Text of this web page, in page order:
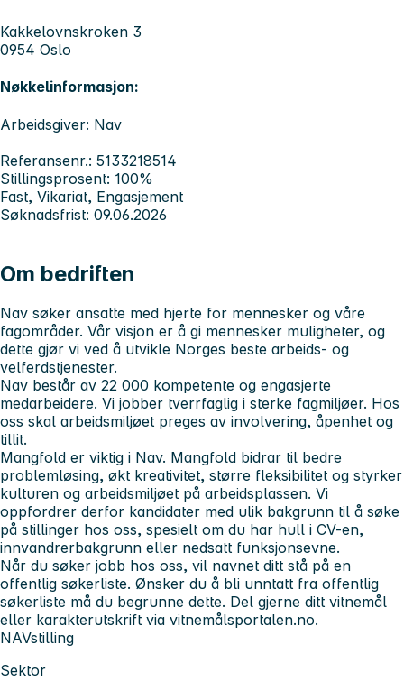
Kakkelovnskroken 3
0954 Oslo
Nøkkelinformasjon:
Arbeidsgiver: Nav
Referansenr.: 5133218514
Stillingsprosent: 100%
Fast, Vikariat, Engasjement
Søknadsfrist: 09.06.2026
Om bedriften
Nav søker ansatte med hjerte for mennesker og våre
fagområder. Vår visjon er å gi mennesker muligheter, og
dette gjør vi ved å utvikle Norges beste arbeids- og
velferdstjenester.
Nav består av 22 000 kompetente og engasjerte
medarbeidere. Vi jobber tverrfaglig i sterke fagmiljøer. Hos
oss skal arbeidsmiljøet preges av involvering, åpenhet og
tillit.
Mangfold er viktig i Nav. Mangfold bidrar til bedre
problemløsing, økt kreativitet, større fleksibilitet og styrker
kulturen og arbeidsmiljøet på arbeidsplassen. Vi
oppfordrer derfor kandidater med ulik bakgrunn til å søke
på stillinger hos oss, spesielt om du har hull i CV-en,
innvandrerbakgrunn eller nedsatt funksjonsevne.
Når du søker jobb hos oss, vil navnet ditt stå på en
offentlig søkerliste. Ønsker du å bli unntatt fra offentlig
søkerliste må du begrunne dette. Del gjerne ditt vitnemål
eller karakterutskrift via vitnemålsportalen.no.
NAVstilling
Sektor